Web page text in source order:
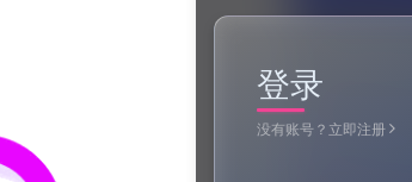
登录
没有账号？立即注册